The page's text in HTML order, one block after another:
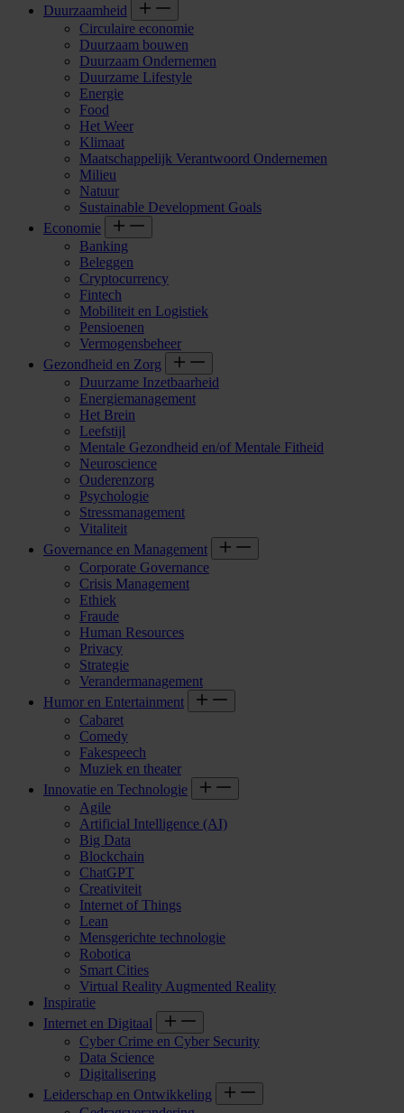
Duurzaamheid
Circulaire economie
Duurzaam bouwen
Duurzaam Ondernemen
Duurzame Lifestyle
Energie
Food
Het Weer
Klimaat
Maatschappelijk Verantwoord Ondernemen
Milieu
Natuur
Sustainable Development Goals
Economie
Banking
Beleggen
Cryptocurrency
Fintech
Mobiliteit en Logistiek
Pensioenen
Vermogensbeheer
Gezondheid en Zorg
Duurzame Inzetbaarheid
Energiemanagement
Het Brein
Leefstijl
Mentale Gezondheid en/of Mentale Fitheid
Neuroscience
Ouderenzorg
Psychologie
Stressmanagement
Vitaliteit
Governance en Management
Corporate Governance
Crisis Management
Ethiek
Fraude
Human Resources
Privacy
Strategie
Verandermanagement
Humor en Entertainment
Cabaret
Comedy
Fakespeech
Muziek en theater
Innovatie en Technologie
Agile
Artificial Intelligence (AI)
Big Data
Blockchain
ChatGPT
Creativiteit
Internet of Things
Lean
Mensgerichte technologie
Robotica
Smart Cities
Virtual Reality Augmented Reality
Inspiratie
Internet en Digitaal
Cyber Crime en Cyber Security
Data Science
Digitalisering
Leiderschap en Ontwikkeling